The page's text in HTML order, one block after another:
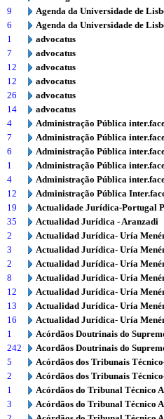
9
Agenda da Universidade de
6
Agenda da Universidade de
1
advocatus
7
advocatus
12
advocatus
12
advocatus
26
advocatus
14
advocatus
4
Administração Pública
7
Administração Pública
6
Administração Pública
1
Administração Pública
4
Administração Pública
12
Administração Pública
19
Actualidade Jurídica-Portugal
35
Actualidad Jurídica - Aranzadi
2
Actualidad Jurídica- Uría
3
Actualidad Jurídica- Uría
2
Actualidad Jurídica- Uría
8
Actualidad Jurídica- Uría
12
Actualidad Jurídica- Uría
13
Actualidad Jurídica- Uría
16
Actualidad Jurídica- Uría
1
Acórdãos Doutrinais do
242
Acordãos Doutrinais do
5
Acórdãos dos Tribunais
2
Acórdãos dos Tribunais
1
Acórdãos do Tribunal Técnico
3
Acórdãos do Tribunal Técnico